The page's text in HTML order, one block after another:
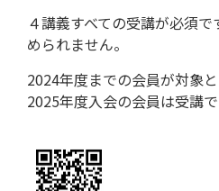
４講義すべての受講が必須
められません。
2024年度までの会員が対象と
2025年度入会の会員は受講で